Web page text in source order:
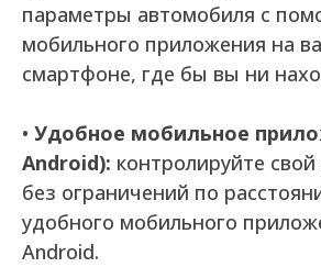
параметры автомобиля с
мобильного приложения на
смартфоне, где бы вы ни
• Удобное мобильное
Android): контролируйте
без ограничений по
удобного мобильного
Android.